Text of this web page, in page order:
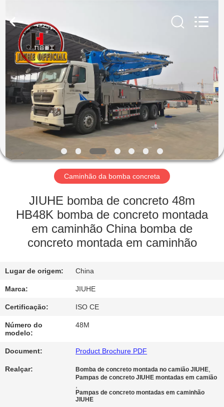
CASA
PRODUTOS
VÍDEOS
MOSTRA
DE
SOBRE
DA
FÁBRICA
CONTROLE
DA
QUALIDADE
Machinery
Reserved.
Caminhão da bomba concreta
JIUHE bomba de concreto 48m
HB48K bomba de concreto montada
em caminhão China bomba de
concreto montada em caminhão
Lugar de origem: China
Marca: JIUHE
Certificação: ISO CE
Número do
modelo:
48M
Document: Product Brochure PDF
Realçar: Bomba de concreto montada no camião JIUHE,
Pampas de concreto JIUHE montadas em camião
,
Pampas de concreto montadas em caminhão
JIUHE